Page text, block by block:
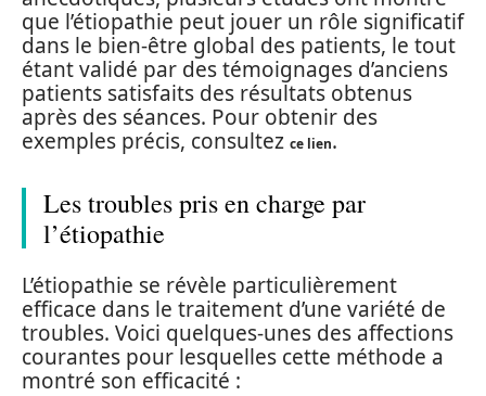
que l’étiopathie peut jouer un rôle significatif
dans le bien-être global des patients, le tout
étant validé par des témoignages d’anciens
patients satisfaits des résultats obtenus
après des séances. Pour obtenir des
exemples précis, consultez ce lien.
Les troubles pris en charge par
l’étiopathie
L’étiopathie se révèle particulièrement
efficace dans le traitement d’une variété de
troubles. Voici quelques-unes des affections
courantes pour lesquelles cette méthode a
montré son efficacité :